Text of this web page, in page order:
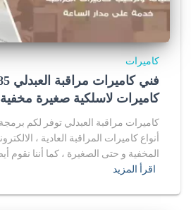
كاميرات
كاميرات لاسلكية صغيرة مخفية
كاميرات مراقبة العبدلي توفر لكم
أنواع كاميرات المراقبة العادية ،
المخفية و حتى الصغيرة ، كما أننا نقوم
اقرأ المزيد